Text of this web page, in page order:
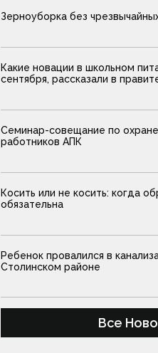
Зерноуборка без
Какие новации в школьном
сентября, рассказали в
Семинар-совещание по
работников АПК
Косить или не косить: когда
обязательна
Ребенок провалился в
Столинском районе
Все